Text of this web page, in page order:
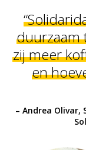
duurzaam
zij meer
en
– Andrea